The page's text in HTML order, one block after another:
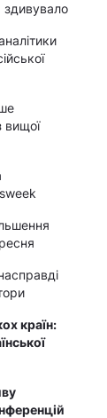
здивувало
вищої
країн: